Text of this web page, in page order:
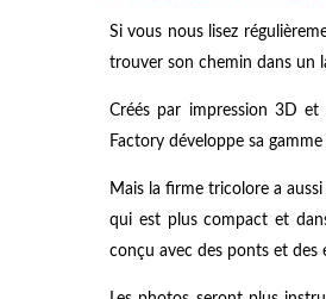
Si vous nous lisez
trouver son chemin dans un
Créés par impression 3D
Factory développe sa
Mais la firme tricolore a
qui est plus compact et
conçu avec des ponts et des